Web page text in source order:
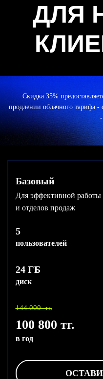
ДЛЯ
Скидка 35%
продлении облачного тарифа -
Базовый
Для эффективной
и отделов продаж
5
пользователей
24 ГБ
диск
144 000 тг.
100 800 тг.
в год